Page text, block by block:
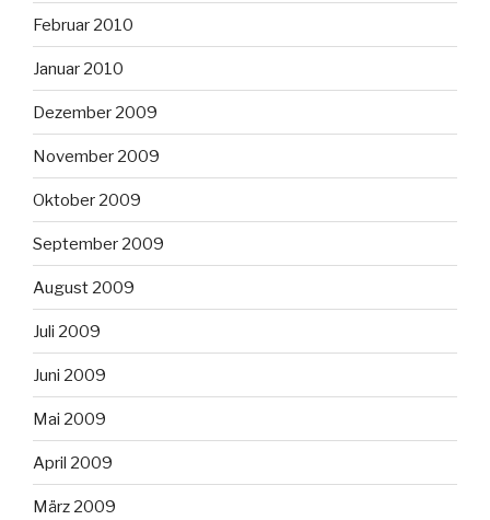
Februar 2010
Januar 2010
Dezember 2009
November 2009
Oktober 2009
September 2009
August 2009
Juli 2009
Juni 2009
Mai 2009
April 2009
März 2009